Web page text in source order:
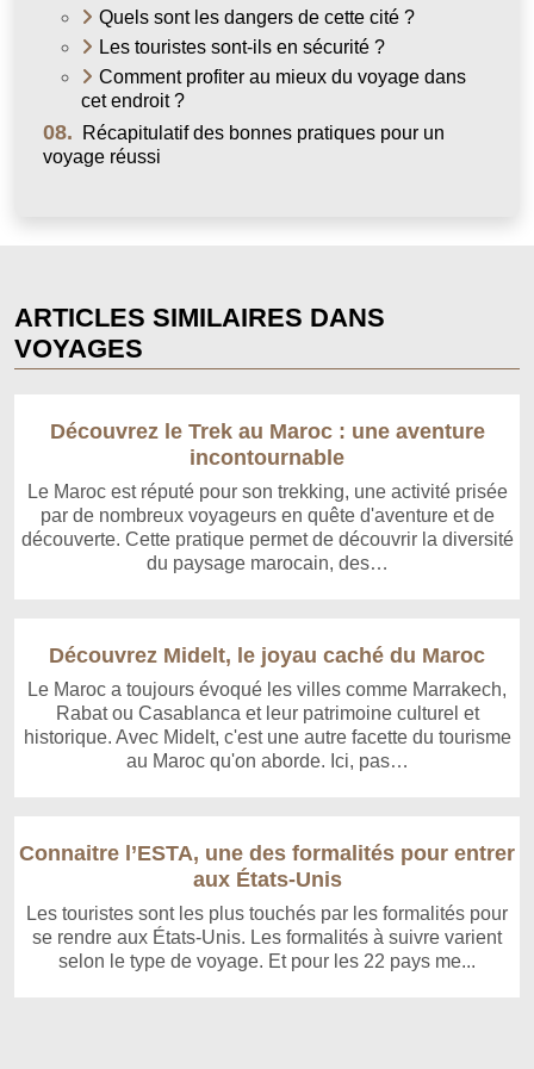
Quels sont les dangers de cette cité ?
Les touristes sont-ils en sécurité ?
Comment profiter au mieux du voyage dans
cet endroit ?
08.
Récapitulatif des bonnes pratiques pour un
voyage réussi
ARTICLES SIMILAIRES DANS
VOYAGES
Découvrez le Trek au Maroc : une aventure
incontournable
Le Maroc est réputé pour son trekking, une activité prisée
par de nombreux voyageurs en quête d'aventure et de
découverte. Cette pratique permet de découvrir la diversité
du paysage marocain, des…
Découvrez Midelt, le joyau caché du Maroc
Le Maroc a toujours évoqué les villes comme Marrakech,
Rabat ou Casablanca et leur patrimoine culturel et
historique. Avec Midelt, c'est une autre facette du tourisme
au Maroc qu'on aborde. Ici, pas…
Connaitre l’ESTA, une des formalités pour entrer
aux États-Unis
Les touristes sont les plus touchés par les formalités pour
se rendre aux États-Unis. Les formalités à suivre varient
selon le type de voyage. Et pour les 22 pays me...